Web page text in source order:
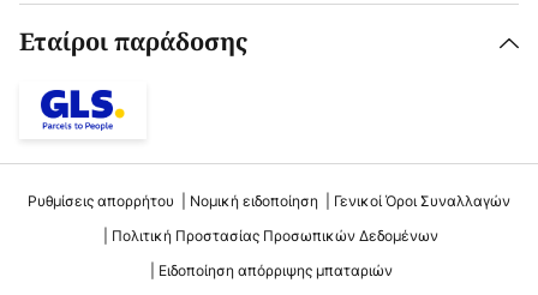
Εταίροι παράδοσης
Ρυθμίσεις απορρήτου Νομική ειδοποίηση
Γενικοί Όροι Συναλλαγών
Πολιτική Προστασίας Προσωπικών Δεδομένων
Ειδοποίηση απόρριψης μπαταριών